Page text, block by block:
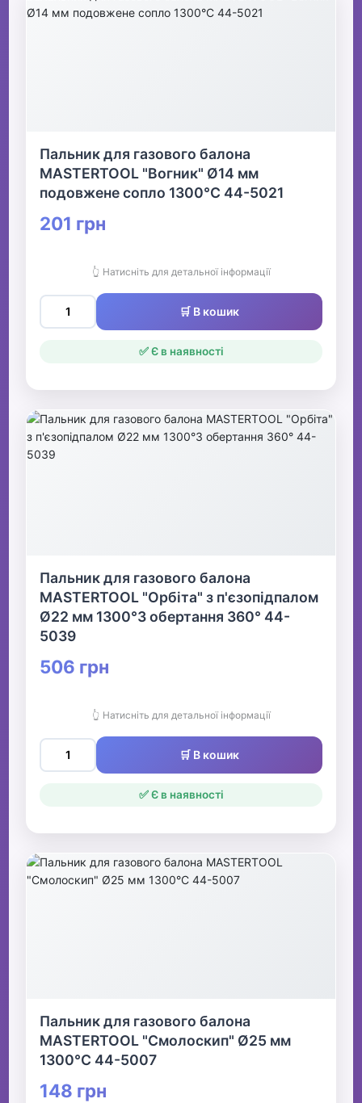
Пальник для газового балона
MASTERTOOL "Вогник" Ø14 мм
подовжене сопло 1300°С 44-5021
201 грн
👆 Натисніть для детальної інформації
🛒 В кошик
✅ Є в наявності
Пальник для газового балона
MASTERTOOL "Орбіта" з п'єзопідпалом
Ø22 мм 1300°З обертання 360° 44-
5039
506 грн
👆 Натисніть для детальної інформації
🛒 В кошик
✅ Є в наявності
Пальник для газового балона
MASTERTOOL "Смолоскип" Ø25 мм
1300°С 44-5007
148 грн